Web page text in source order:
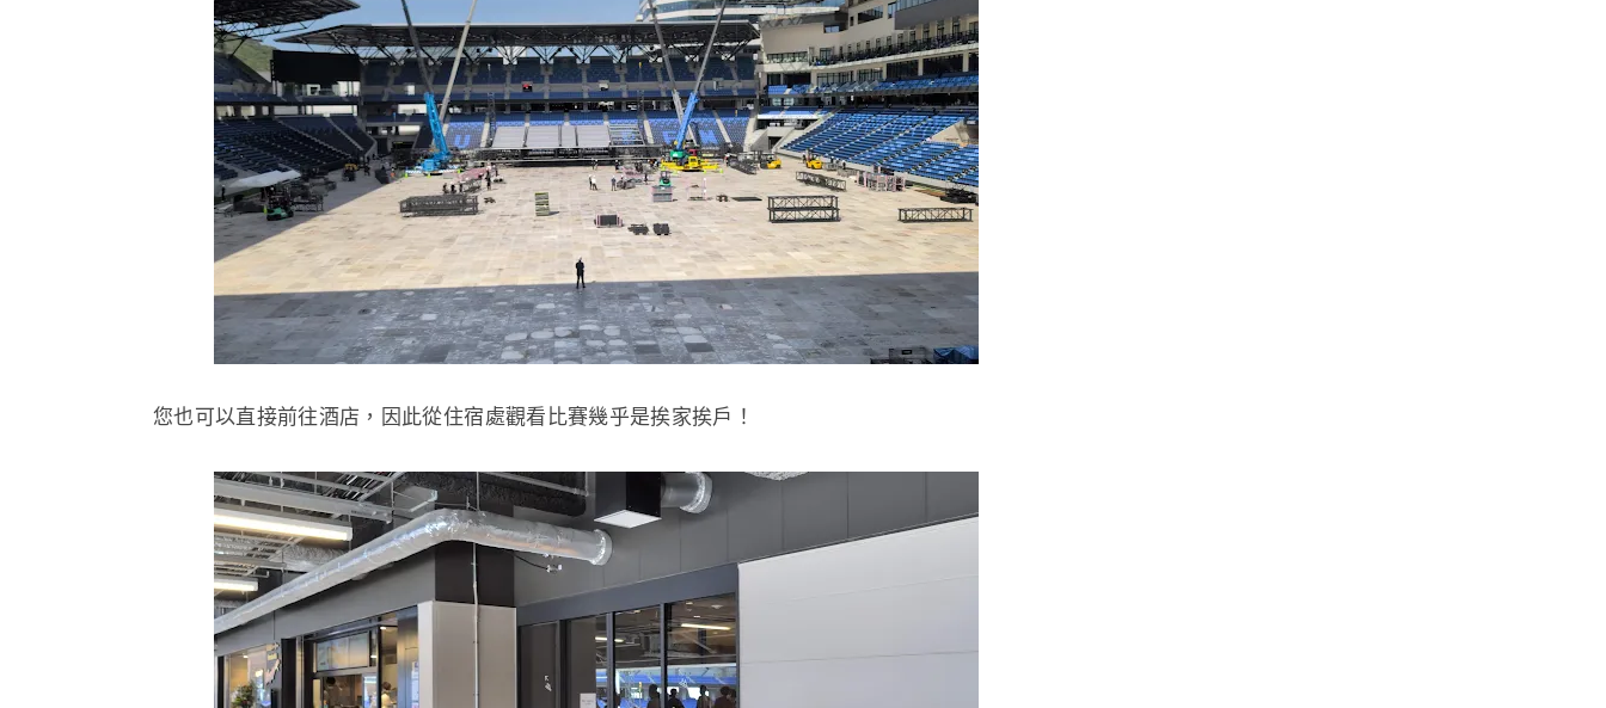
您也可以直接前往酒店，因此從住宿處觀看比賽幾乎是挨家挨戶！